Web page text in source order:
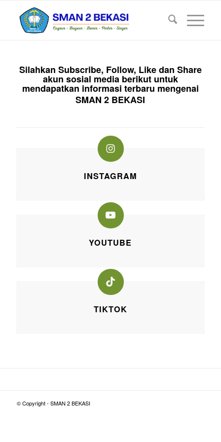
Silahkan Subscribe, Follow, Like dan Share
akun sosial media berikut untuk
mendapatkan informasi terbaru mengenai
SMAN 2 BEKASI
INSTAGRAM
YOUTUBE
TIKTOK
© Copyright - SMAN 2 BEKASI